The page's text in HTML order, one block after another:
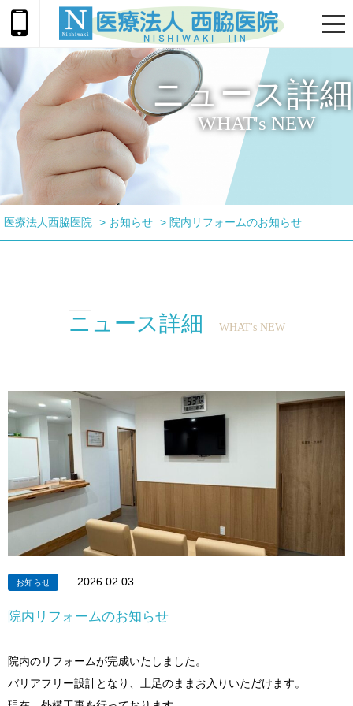
ニュース詳細
WHAT's NEW
医療法人西脇医院 > お知らせ > 院内リフォームのお知らせ
ニュース詳細 WHAT's NEW
お知らせ 2026.02.03
院内リフォームのお知らせ
院内のリフォームが完成いたしました。
バリアフリー設計となり、土足のままお入りいただけます。